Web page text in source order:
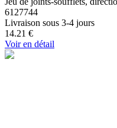
6127744
Livraison sous 3-4 jours
14.21 €
Voir en détail